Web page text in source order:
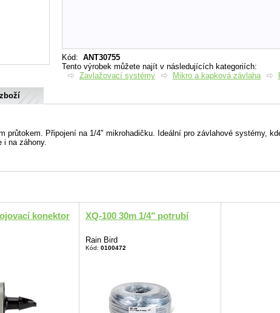
Kód: ANT30755
Tento výrobek můžete najít v následujících kategoriích:
Zavlažovací systémy
Mikro a kapková závlaha
průtokem. Připojení na 1/4" mikrohadičku. Ideální pro závlahové systémy,
na záhony.
konektor XQ-100 30m 1/4" potrubí
Rain Bird
Kód: 0100472